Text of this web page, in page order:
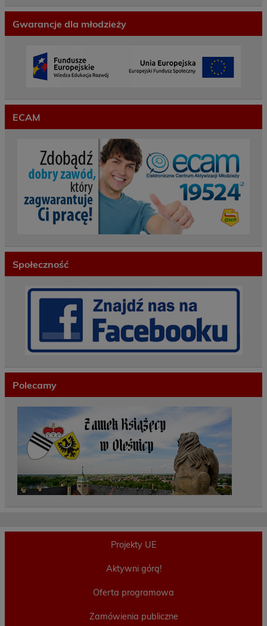
Gwarancje dla młodzieży
ECAM
Społeczność
Polecamy
Projekty UE
Aktywni górą!
Oferta programowa
Zamówienia publiczne